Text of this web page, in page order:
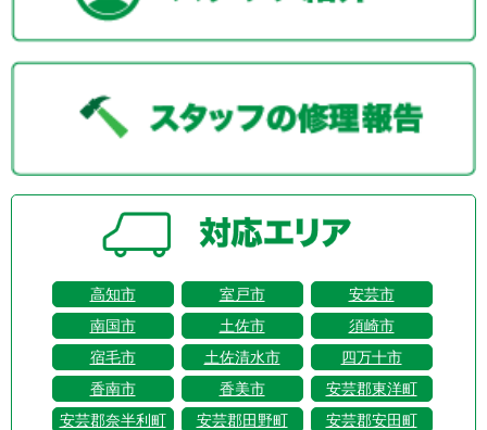
高知市 室戸市
安芸市
南国市
土佐市
須崎市
宿毛市
土佐清水市
四万十市
香南市
香美市
安芸郡東洋町
安芸郡奈半利町
安芸郡田野町
安芸郡安田町